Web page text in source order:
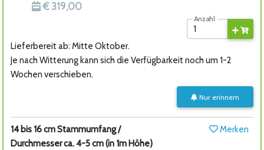
€ 319,00
Anzahl
Lieferbereit ab: Mitte Oktober.
Je nach Witterung kann sich die Verfügbarkeit noch um 1-2
Wochen verschieben.
Nur erinnern
14 bis 16 cm Stammumfang /
Durchmesser ca. 4-5 cm (in 1m Höhe)
Merken